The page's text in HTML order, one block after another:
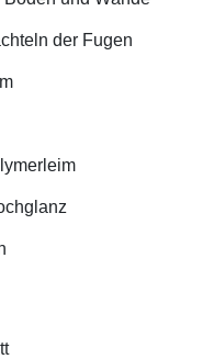
der Fugen